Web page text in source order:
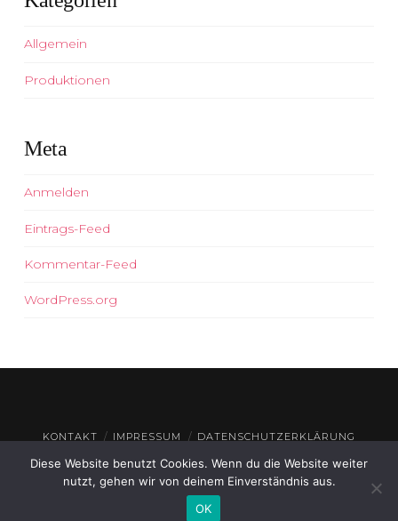
Allgemein
Produktionen
Meta
Anmelden
Eintrags-Feed
Kommentar-Feed
WordPress.org
KONTAKT IMPRESSUM DATENSCHUTZERKLÄRUNG
© THEATERHAUS GEROLZHOFEN2026
Diese Website benutzt Cookies. Wenn du die Website weiter
nutzt, gehen wir von deinem Einverständnis aus.
OK